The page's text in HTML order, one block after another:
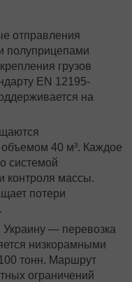
отправления
полуприцепами
грузов
EN 12195-
на
40 м³. Каждое
системой
контроля массы.
потери
Украину — перевозка
низкорамными
тонн. Маршрут
ограничений